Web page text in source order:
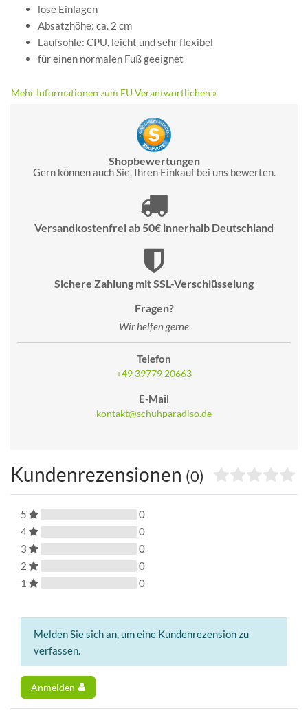
lose Einlagen
Absatzhöhe: ca. 2 cm
Laufsohle: CPU, leicht und sehr flexibel
für einen normalen Fuß geeignet
Mehr Informationen zum EU Verantwortlichen »
Shopbewertungen
Gern können auch Sie, Ihren Einkauf bei uns bewerten.
Versandkostenfrei ab 50€ innerhalb Deutschland
Sichere Zahlung mit SSL-Verschlüsselung
Fragen?
Wir helfen gerne
Telefon
+49 39779 20663
E-Mail
kontakt@schuhparadiso.de
Kundenrezensionen (0)
5
0
4
0
3
0
2
0
1
0
Melden Sie sich an, um eine Kundenrezension zu
verfassen.
Anmelden